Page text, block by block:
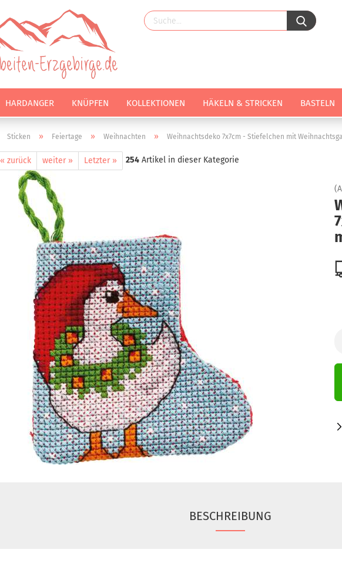
HARDANGER KNÜPFEN KOLLEKTIONEN HÄKELN & STRICKEN BASTELN
Sticken » Feiertage » Weihnachten » Weihnachtsdeko 7x7cm - Stiefelchen mit
« zurück weiter » Letzter » 254 Artikel in dieser Kategorie
BESCHREIBUNG